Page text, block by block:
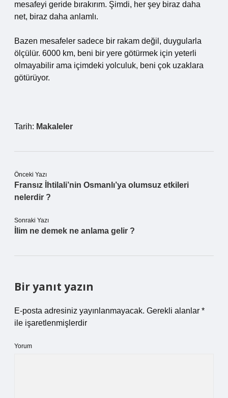
mesafeyi geride bırakırım. Şimdi, her şey biraz daha
net, biraz daha anlamlı.
Bazen mesafeler sadece bir rakam değil, duygularla
ölçülür. 6000 km, beni bir yere götürmek için yeterli
olmayabilir ama içimdeki yolculuk, beni çok uzaklara
götürüyor.
Tarih: Makaleler
Önceki Yazı
Fransız İhtilali’nin Osmanlı’ya olumsuz etkileri
nelerdir ?
Sonraki Yazı
İlim ne demek ne anlama gelir ?
Bir yanıt yazın
E-posta adresiniz yayınlanmayacak. Gerekli alanlar *
ile işaretlenmişlerdir
Yorum